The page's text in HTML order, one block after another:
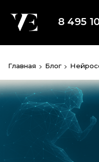
8 495
Главная Блог